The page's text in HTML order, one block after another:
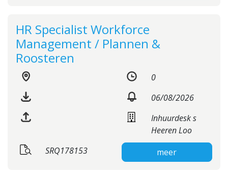
HR Specialist Workforce
Management / Plannen &
Roosteren
0
06/08/2026
Inhuurdesk s
Heeren Loo
SRQ178153
meer